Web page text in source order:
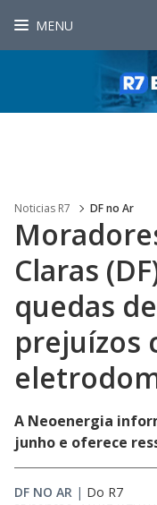
MENU
Noticias R7 DF no Ar
Claras
quedas
prejuízos
A Neoenergia
junho e oferece
DF NO AR | Do R7